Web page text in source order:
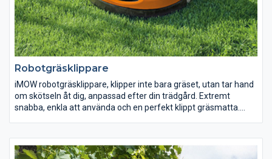
Robotgräsklippare
iMOW robotgräsklippare, klipper inte bara gräset, utan tar hand
om skötseln åt dig, anpassad efter din trädgård. Extremt
snabba, enkla att använda och en perfekt klippt gräsmatta.
robotklipparen tillbaka till dockningsstationen. Och eftersom